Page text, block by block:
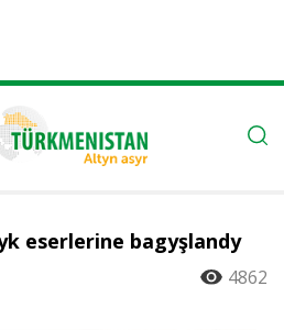
eserlerine bagyşlandy
4862